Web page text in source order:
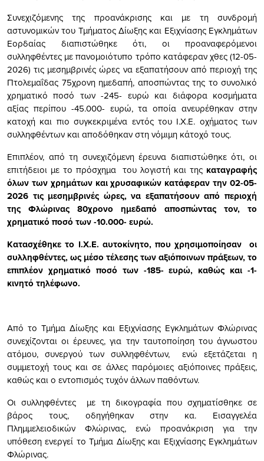
Συνεχιζόμενης της προανάκρισης και με τη συνδρομή
αστυνομικών του Τμήματος Δίωξης και Εξιχνίασης Εγκλημάτων
Εορδαίας διαπιστώθηκε ότι, οι προαναφερόμενοι
συλληφθέντες με πανομοιότυπο τρόπο κατάφεραν χθες (12-05-
2026) τις μεσημβρινές ώρες να εξαπατήσουν από περιοχή της
Πτολεμαΐδας 75χρονη ημεδαπή, αποσπώντας της το συνολικό
χρηματικό ποσό των -245- ευρώ και διάφορα κοσμήματα
αξίας περίπου -45.000- ευρώ, τα οποία ανευρέθηκαν στην
κατοχή και πιο συγκεκριμένα εντός του Ι.Χ.Ε. οχήματος των
συλληφθέντων και αποδόθηκαν στη νόμιμη κάτοχό τους.
Επιπλέον, από τη συνεχιζόμενη έρευνα διαπιστώθηκε ότι, οι
επιτήδειοι με το πρόσχημα του λογιστή και της καταγραφής
όλων των χρημάτων και χρυσαφικών κατάφεραν την 02-05-
2026 τις μεσημβρινές ώρες, να εξαπατήσουν από περιοχή
της Φλώρινας 80χρονο ημεδαπό αποσπώντας τον, το
χρηματικό ποσό των -10.000- ευρώ.
Κατασχέθηκε το Ι.Χ.Ε. αυτοκίνητο, που χρησιμοποίησαν οι
συλληφθέντες, ως μέσο τέλεσης των αξιόποινων πράξεων, το
επιπλέον χρηματικό ποσό των -185- ευρώ, καθώς και -1-
κινητό τηλέφωνο.
Από το Τμήμα Δίωξης και Εξιχνίασης Εγκλημάτων Φλώρινας
συνεχίζονται οι έρευνες, για την ταυτοποίηση του άγνωστου
ατόμου, συνεργού των συλληφθέντων, ενώ εξετάζεται η
συμμετοχή τους και σε άλλες παρόμοιες αξιόποινες πράξεις,
καθώς και ο εντοπισμός τυχόν άλλων παθόντων.
Οι συλληφθέντες με τη δικογραφία που σχηματίσθηκε σε
βάρος τους, οδηγήθηκαν στην κα. Εισαγγελέα
Πλημμελειοδικών Φλώρινας, ενώ προανάκριση για την
υπόθεση ενεργεί το Τμήμα Δίωξης και Εξιχνίασης Εγκλημάτων
Φλώρινας.